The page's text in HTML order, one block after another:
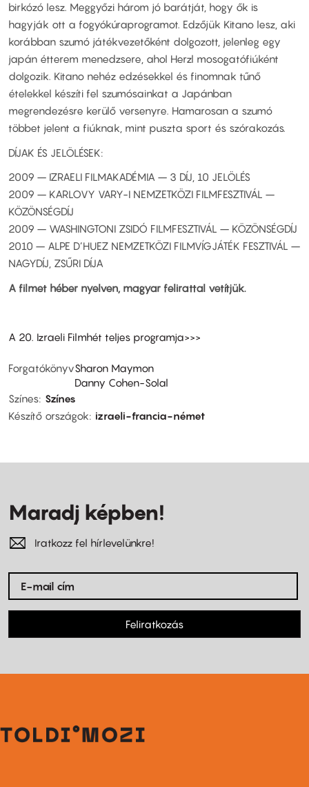
birkózó lesz. Meggyőzi három jó barátját, hogy ők is
hagyják ott a fogyókúraprogramot. Edzőjük Kitano lesz, aki
korábban szumó játékvezetőként dolgozott, jelenleg egy
japán étterem menedzsere, ahol Herzl mosogatófiúként
dolgozik. Kitano nehéz edzésekkel és finomnak tűnő
ételekkel készíti fel szumósainkat a Japánban
megrendezésre kerülő versenyre. Hamarosan a szumó
többet jelent a fiúknak, mint puszta sport és szórakozás.
DÍJAK ÉS JELÖLÉSEK:
2009 – IZRAELI FILMAKADÉMIA – 3 DÍJ, 10 JELÖLÉS
2009 – KARLOVY VARY-I NEMZETKÖZI FILMFESZTIVÁL –
KÖZÖNSÉGDÍJ
2009 – WASHINGTONI ZSIDÓ FILMFESZTIVÁL – KÖZÖNSÉGDÍJ
2010 – ALPE D’HUEZ NEMZETKÖZI FILMVÍGJÁTÉK FESZTIVÁL –
NAGYDÍJ, ZSŰRI DÍJA
A filmet héber nyelven, magyar felirattal vetítjük.
A 20. Izraeli Filmhét teljes programja>>>
ForgatókönyvSharon Maymon
Danny Cohen-Solal
Színes Színes
Készítő országok
izraeli-francia-német
Maradj képben!
Iratkozz fel hírlevelünkre!
Feliratkozás